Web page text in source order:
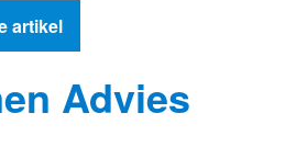
artikel
Advies